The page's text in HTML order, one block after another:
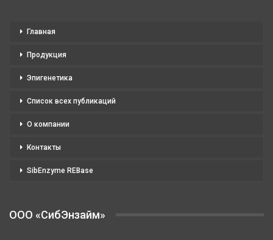
Главная
Продукция
Эпигенетика
Список всех публикаций
О компании
Контакты
SibEnzyme REBase
OOO «СибЭнзайм»